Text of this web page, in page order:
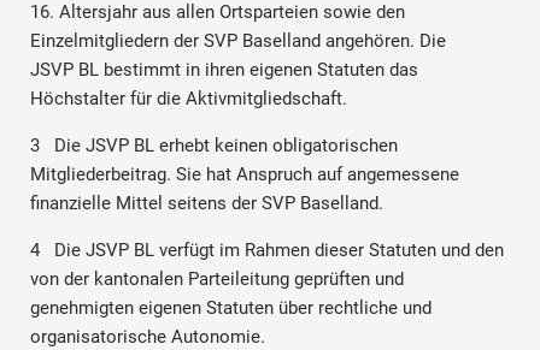
16. Altersjahr aus allen Ortsparteien sowie den
Einzelmitgliedern der SVP Baselland angehören. Die
JSVP BL bestimmt in ihren eigenen Statuten das
Höchstalter für die Aktivmitgliedschaft.
3 Die JSVP BL erhebt keinen obligatorischen
Mitgliederbeitrag. Sie hat Anspruch auf angemessene
finanzielle Mittel seitens der SVP Baselland.
4 Die JSVP BL verfügt im Rahmen dieser Statuten und den
von der kantonalen Parteileitung geprüften und
genehmigten eigenen Statuten über rechtliche und
organisatorische Autonomie.